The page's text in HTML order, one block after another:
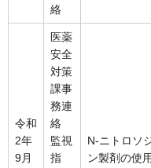
絡
令和
2年
9月
医薬
安全
対策
課事
務連
絡
監視
指
N-ニトロソ
ン製剤の使